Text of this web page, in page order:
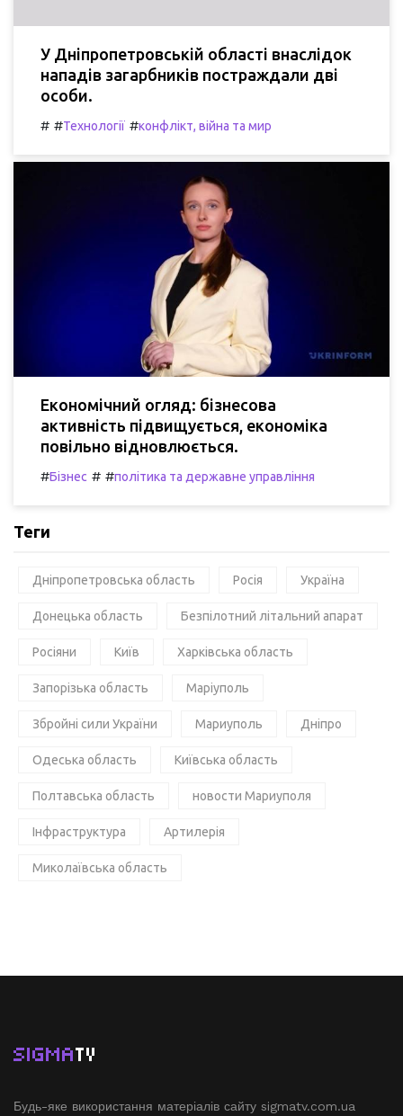
У Дніпропетровській області внаслідок
нападів загарбників постраждали дві
особи.
# #Технології #конфлікт, війна та мир
Економічний огляд: бізнесова
активність підвищується, економіка
повільно відновлюється.
#Бізнес # #політика та державне управління
Теги
Дніпропетровська область Росія Україна
Донецька область Безпілотний літальний апарат
Росіяни Київ Харківська область
Запорізька область Маріуполь
Збройні сили України Мариуполь Дніпро
Одеська область Київська область
Полтавська область новости Мариуполя
Інфраструктура Артилерія
Миколаївська область
SIGMATV
Будь-яке використання матеріалів сайту sigmatv.com.ua